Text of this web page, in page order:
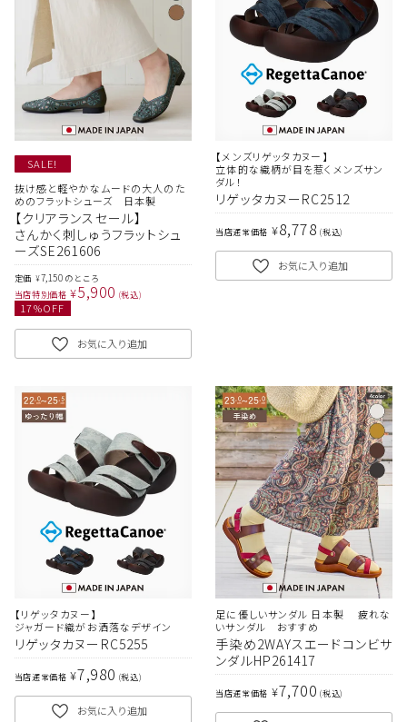
SALE!
抜け感と軽やかなムードの大人のた
めのフラットシューズ 日本製
【クリアランスセール】
さんかく刺しゅうフラットシュ
ーズSE261606
定価 ¥7,150 のところ
当店特別価格 ¥5,900 税込
17%OFF
お気に入り追加
【メンズリゲッタカヌー】
立体的な織柄が目を惹くメンズサン
ダル！
リゲッタカヌーRC2512
当店通常価格 ¥8,778 税込
お気に入り追加
【リゲッタカヌー】
ジャガード織がお洒落なデザイン
リゲッタカヌーRC5255
当店通常価格 ¥7,980 税込
お気に入り追加
足に優しいサンダル 日本製 疲れな
いサンダル おすすめ
手染め2WAYスエードコンビサ
ンダルHP261417
当店通常価格 ¥7,700 税込